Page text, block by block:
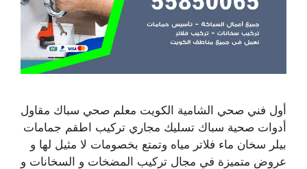
أول فني صحي الشامية الكويت معلم صحي سباك مقاول
أدوات صحية سباك تسليك مجاري تركيب اطقم جمامات
بيلر سخان ماء فلاتر مياه وتمتع بخصومات لا مثيل لها و
عروض متميزة في مجال تركيب المضخات و السخانات و